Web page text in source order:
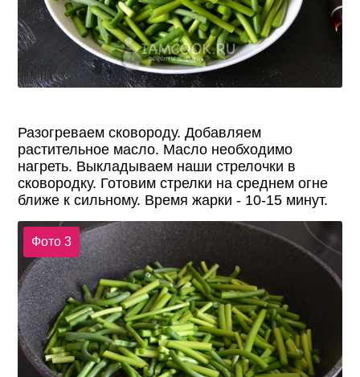
Разогреваем сковороду. Добавляем
растительное масло. Масло необходимо
нагреть. Выкладываем наши стрелочки в
сковородку. Готовим стрелки на среднем огне
ближе к сильному. Время жарки - 10-15 минут.
Фото 3